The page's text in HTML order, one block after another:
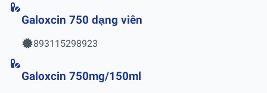
Galoxcin 750 dạng viên
893115298923
Galoxcin 750mg/150ml